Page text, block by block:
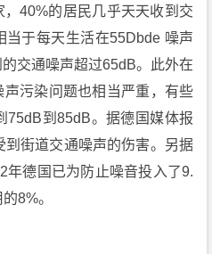
40%的居民几乎天天收到交
于每天生活在55Dbde 噪声
交通噪声超过65dB。此外在
污染问题也相当严重，有些
75dB到85dB。据德国媒体报
街道交通噪声的伤害。另据
年德国已为防止噪音投入了9.
8%。